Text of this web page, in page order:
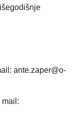
ante.zaper@o-